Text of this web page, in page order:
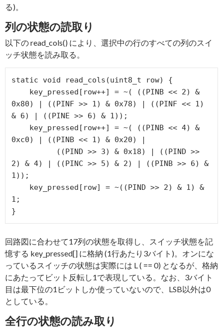
る)。
列の状態の読取り
以下の read_cols() により、選択中の行のすべての列のスイ
ッチ状態を読み取る。
static void read_cols(uint8_t row) {
0x80) | ((PINF >> 1) & 0x78) | ((PINF << 1)
& 6) | ((PINE >> 6) & 1));
0xc0) | ((PINB << 1) & 0x20) |
2) & 4) | ((PINC >> 5) & 2) | ((PINB >> 6) &
1));
1;
}
回路図に合わせて17列の状態を取得し、スイッチ状態を記
憶する key_pressed[] に格納 (1行あたり3バイト)。オンにな
っているスイッチの状態は実際には L ( == 0) となるが、格納
にあたってビット反転し1で表現している。なお、3バイト
目は最下位の1ビットしか使っていないので、LSB以外は0
としている。
全行の状態の読み取り